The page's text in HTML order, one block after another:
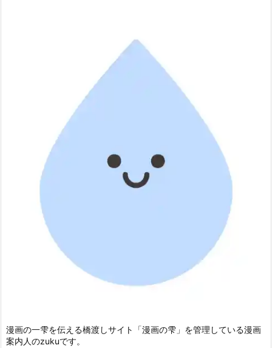
漫画の一雫を伝える橋渡しサイト「漫画の雫」を管理している漫画
案内人のzukuです。